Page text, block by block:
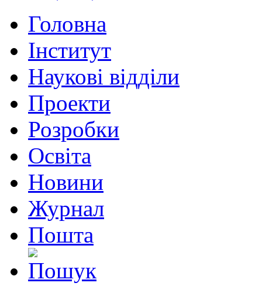
Головна
Інститут
Наукові відділи
Проекти
Розробки
Освіта
Новини
Журнал
Пошта